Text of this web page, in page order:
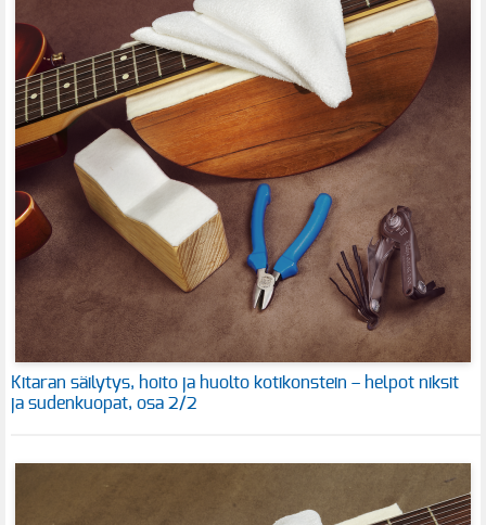
Kitaran säilytys, hoito ja huolto kotikonstein – helpot niksit
ja sudenkuopat, osa 2/2